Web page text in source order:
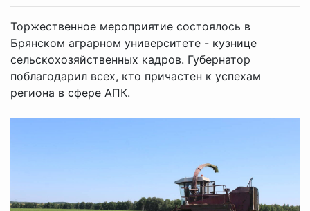
Торжественное мероприятие состоялось в
Брянском аграрном университете - кузнице
сельскохозяйственных кадров. Губернатор
поблагодарил всех, кто причастен к успехам
региона в сфере АПК.